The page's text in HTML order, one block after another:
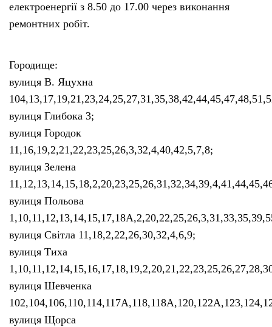
електроенергії з 8.50 до 17.00 через виконання
ремонтних робіт.
Городище:
вулиця В. Яцухна
вулиця Глибока 3;
вулиця Городок
11,16,19,2,21,22,23,25,26,3,32,4,40,42,5,7,8;
вулиця Зелена
вулиця Польова
вулиця Світла 11,18,2,22,26,30,32,4,6,9;
вулиця Тиха
вулиця Шевченка
вулиця Щорса